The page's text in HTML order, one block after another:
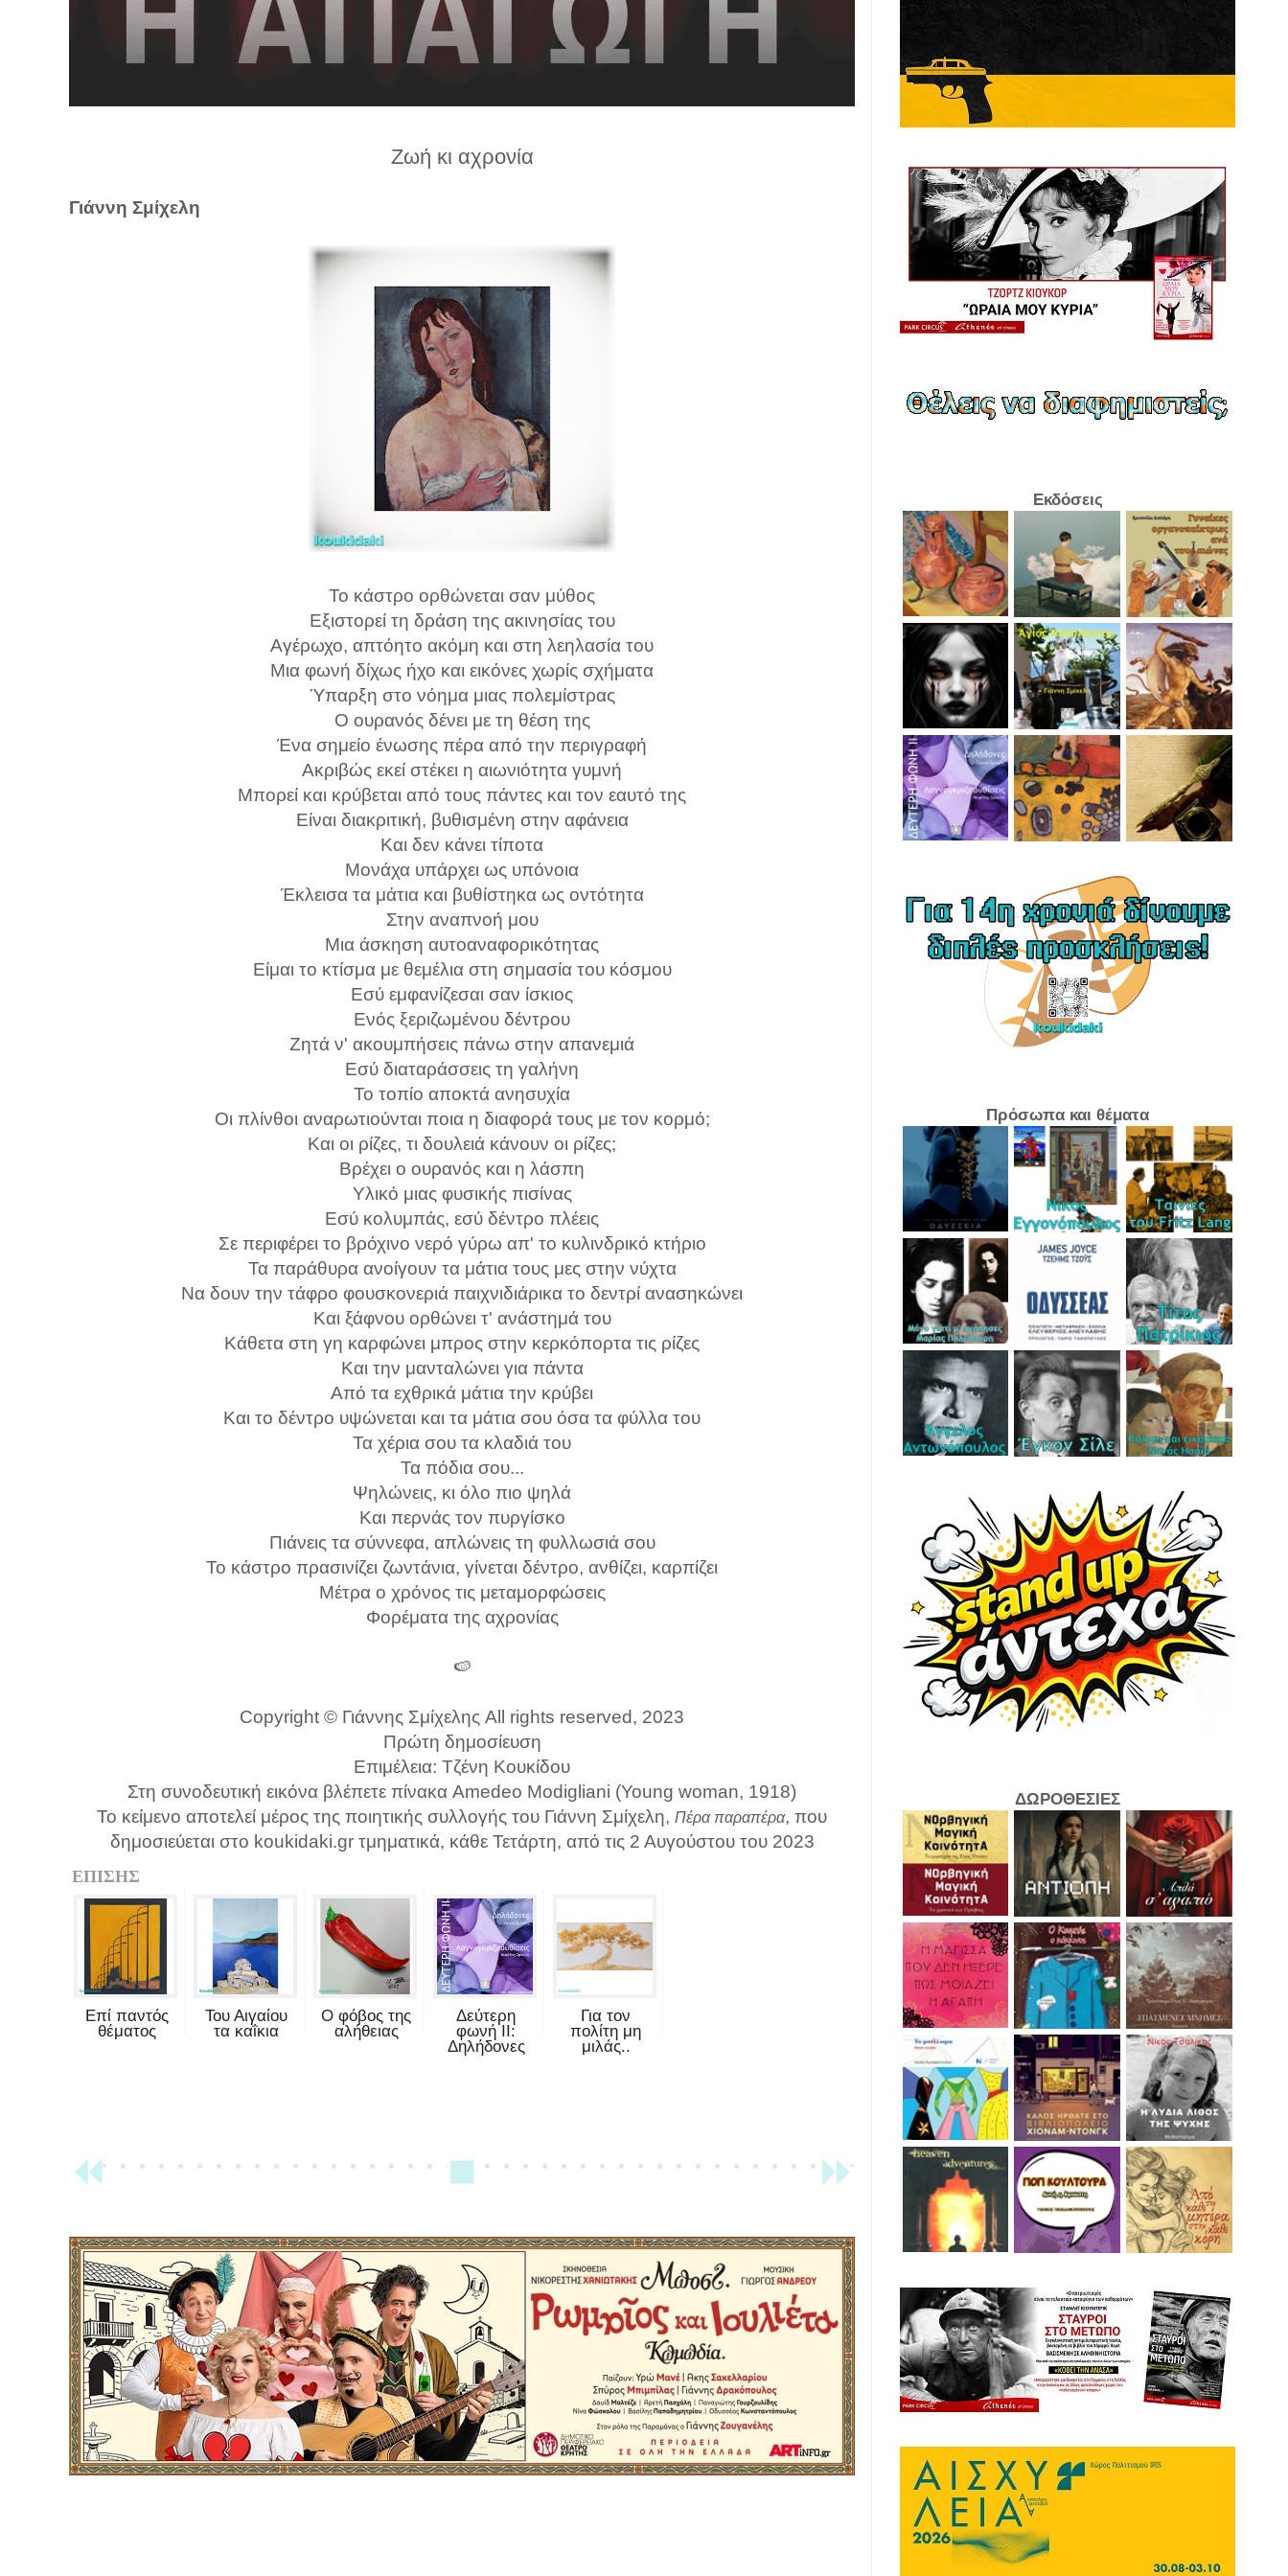
Ζωή κι αχρονία
Γιάννη Σμίχελη
Το κάστρο ορθώνεται σαν μύθος
Εξιστορεί τη δράση της ακινησίας του
Αγέρωχο, απτόητο ακόμη και στη λεηλασία του
Μια φωνή δίχως ήχο και εικόνες χωρίς σχήματα
Ύπαρξη στο νόημα μιας πολεμίστρας
Ο ουρανός δένει με τη θέση της
Ένα σημείο ένωσης πέρα από την περιγραφή
Ακριβώς εκεί στέκει η αιωνιότητα γυμνή
Μπορεί και κρύβεται από τους πάντες και τον εαυτό της
Είναι διακριτική, βυθισμένη στην αφάνεια
Και δεν κάνει τίποτα
Μονάχα υπάρχει ως υπόνοια
Έκλεισα τα μάτια και βυθίστηκα ως οντότητα
Στην αναπνοή μου
Μια άσκηση αυτοαναφορικότητας
Είμαι το κτίσμα με θεμέλια στη σημασία του κόσμου
Εσύ εμφανίζεσαι σαν ίσκιος
Ενός ξεριζωμένου δέντρου
Ζητά ν' ακουμπήσεις πάνω στην απανεμιά
Εσύ διαταράσσεις τη γαλήνη
Το τοπίο αποκτά ανησυχία
Οι πλίνθοι αναρωτιούνται ποια η διαφορά τους με τον κορμό;
Και οι ρίζες, τι δουλειά κάνουν οι ρίζες;
Βρέχει ο ουρανός και η λάσπη
Υλικό μιας φυσικής πισίνας
Εσύ κολυμπάς, εσύ δέντρο πλέεις
Σε περιφέρει το βρόχινο νερό γύρω απ' το κυλινδρικό κτήριο
Τα παράθυρα ανοίγουν τα μάτια τους μες στην νύχτα
Να δουν την τάφρο φουσκονεριά παιχνιδιάρικα το δεντρί ανασηκώνει
Και ξάφνου ορθώνει τ' ανάστημά του
Κάθετα στη γη καρφώνει μπρος στην κερκόπορτα τις ρίζες
Και την μανταλώνει για πάντα
Από τα εχθρικά μάτια την κρύβει
Και το δέντρο υψώνεται και τα μάτια σου όσα τα φύλλα του
Τα χέρια σου τα κλαδιά του
Τα πόδια σου...
Ψηλώνεις, κι όλο πιο ψηλά
Και περνάς τον πυργίσκο
Πιάνεις τα σύννεφα, απλώνεις τη φυλλωσιά σου
Το κάστρο πρασινίζει ζωντάνια, γίνεται δέντρο, ανθίζει, καρπίζει
Μέτρα ο χρόνος τις μεταμορφώσεις
Φορέματα της αχρονίας
🍉
Copyright © Γιάννης Σμίχελης All rights reserved, 2023
Πρώτη δημοσίευση
Επιμέλεια: Τζένη Κουκίδου
Στη συνοδευτική εικόνα βλέπετε πίνακα Amedeo Modigliani (Young woman, 1918)
Το κείμενο αποτελεί μέρος της ποιητικής συλλογής του Γιάννη Σμίχελη, Πέρα παραπέρα, που
δημοσιεύεται στο koukidaki.gr τμηματικά, κάθε Τετάρτη, από τις 2 Αυγούστου του 2023
ΕΠΙΣΗΣ
Επί παντός
θέματος
Του Αιγαίου
τα καΐκια
Ο φόβος της
αλήθειας
Δεύτερη
φωνή II:
Δηλήδονες
Για τον
πολίτη μη
μιλάς..
Εκδόσεις
Πρόσωπα και θέματα
ΔΩΡΟΘΕΣΙΕΣ